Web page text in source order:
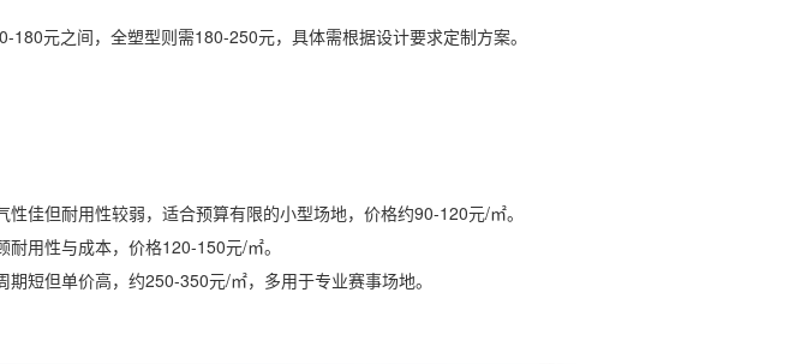
元之间，全塑型则需180-250元，具体需根据设计要求定制方案。
佳但耐用性较弱，适合预算有限的小型场地，价格约90-120元/㎡。
用性与成本，价格120-150元/㎡。
短但单价高，约250-350元/㎡，多用于专业赛事场地。